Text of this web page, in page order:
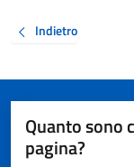
Indietro
Quanto sono
pagina?